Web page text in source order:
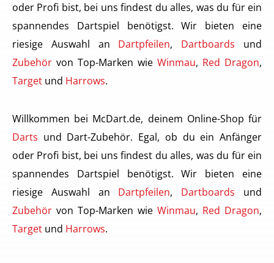
oder Profi bist, bei uns findest du alles, was du für ein
spannendes Dartspiel benötigst. Wir bieten eine
riesige Auswahl an Dartpfeilen, Dartboards und
Zubehör von Top-Marken wie Winmau, Red Dragon,
Target und Harrows.
Willkommen bei McDart.de, deinem Online-Shop für
Darts und Dart-Zubehör. Egal, ob du ein Anfänger
oder Profi bist, bei uns findest du alles, was du für ein
spannendes Dartspiel benötigst. Wir bieten eine
riesige Auswahl an Dartpfeilen, Dartboards und
Zubehör von Top-Marken wie Winmau, Red Dragon,
Target und Harrows.